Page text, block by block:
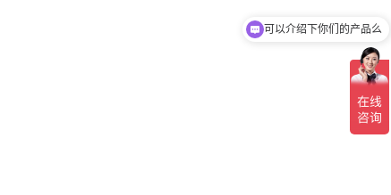
你们是怎么收费的呢